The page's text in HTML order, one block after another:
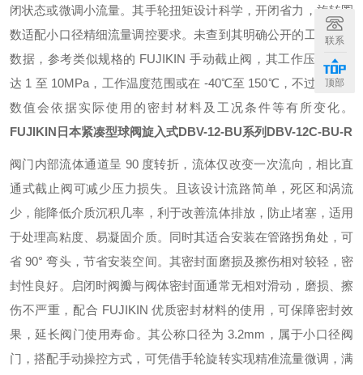
闭状态或微调小流量。其手轮扭矩设计科学，开闭省力，旋转圈
数适配小口径精细流量调控要求。未查到其明确公开的工作温压
数据，参考类似规格的 FUJIKIN 手动截止阀，其工作压力或可
达 1 至 10MPa，工作温度范围或在 -40℃至 150℃，不过，具体
数值会依据实际使用的密封材料及工况条件等有所变化。
FUJIKIN日本紧凑型球阀旋入式DBV-12-BU系列 DBV-12C-BU-R
阀门内部流体通道呈 90 度转折，流体仅改变一次流向，相比直
通式截止阀可减少压力损失。且该设计流路简单，死区和涡流
少，能降低介质沉积几率，利于改善流体排放，防止堵塞，适用
于处理高粘度、易凝固介质。同时其适合安装在管路拐角处，可
省 90° 弯头，节省安装空间。其密封面磨损及擦伤相对较轻，密
封性良好。启闭时阀瓣与阀体密封面通常无相对滑动，磨损、擦
伤不严重，配合 FUJIKIN 优质密封材料的使用，可保障密封效
果，延长阀门使用寿命。其公称口径为 3.2mm，属于小口径阀
门，搭配手动操控方式，可凭借手轮旋转实现精准流量微调，满
联系
顶部